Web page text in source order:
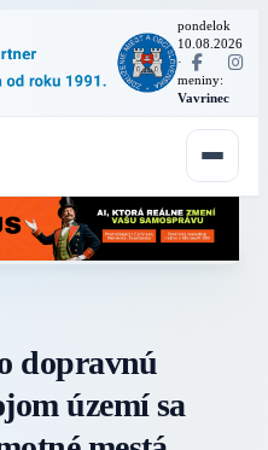
pondelok
10.08.2026
·
meniny:
Vavrinec
dopravnú
území sa